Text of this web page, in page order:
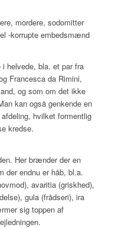
mordere, sodomitter
-korrupte embedsmænd
helvede, bla. et par fra
Francesca da Rimini,
og som om det ikke
kan også genkende en
hvilket formentlig
kredse.
Her brænder der en
der endnu er håb, bl.a.
avaritia (griskhed),
gula (frådseri), ira
sig toppen af